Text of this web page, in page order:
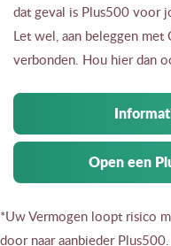
dat geval is Plus500 voor
Let wel, aan beleggen met
verbonden. Hou hier dan
Open een
*Uw Vermogen loopt risico
door naar aanbieder Plus500.